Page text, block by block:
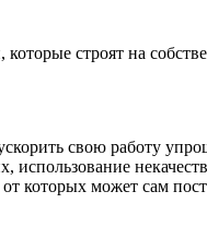
строят на
свою работу
использование
которых может сам